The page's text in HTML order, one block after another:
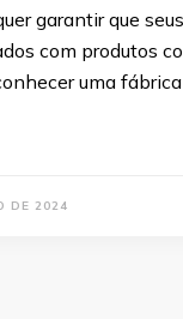
garantir que
com produtos
uma
DE 2024